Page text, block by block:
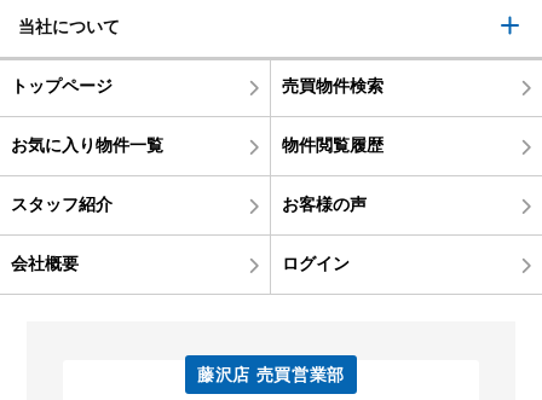
当社について
トップページ 売買物件検索
お気に入り物件一覧 物件閲覧履歴
スタッフ紹介 お客様の声
会社概要 ログイン
藤沢店 売買営業部